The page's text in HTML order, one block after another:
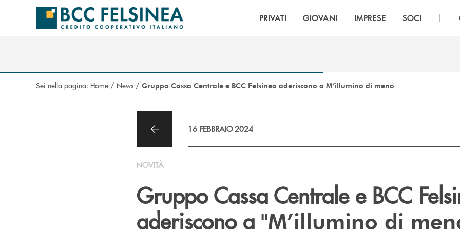
Salta al contenuto principale
PRIVATI GIOVANI IMPRESE SOCI |
Sei nella pagina: Home / News / Gruppo Cassa Centrale e BCC Felsinea aderiscono a M’illumino di meno
16 FEBBRAIO 2024
NOVITÀ
Gruppo Cassa Centrale e BCC
aderiscono a "M’illumino di